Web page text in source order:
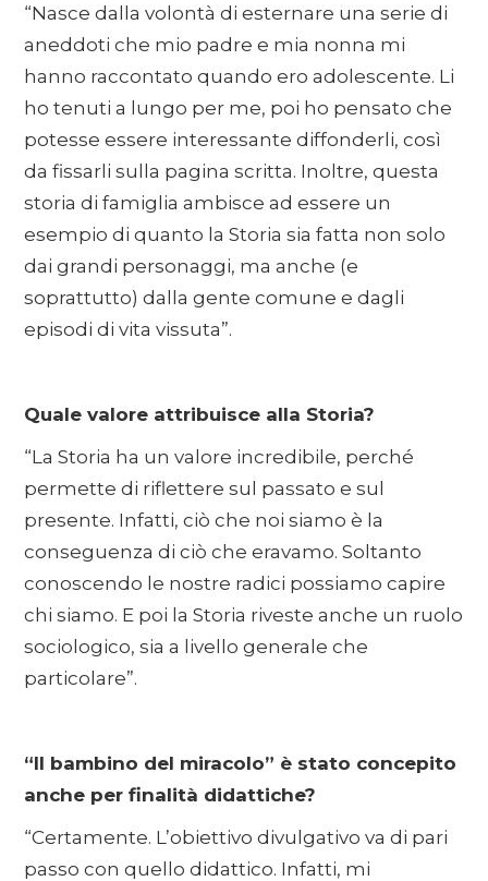
“Nasce dalla volontà di esternare una serie di
aneddoti che mio padre e mia nonna mi
hanno raccontato quando ero adolescente. Li
ho tenuti a lungo per me, poi ho pensato che
potesse essere interessante diffonderli, così
da fissarli sulla pagina scritta. Inoltre, questa
storia di famiglia ambisce ad essere un
esempio di quanto la Storia sia fatta non solo
dai grandi personaggi, ma anche (e
soprattutto) dalla gente comune e dagli
episodi di vita vissuta”.
Quale valore attribuisce alla Storia?
“La Storia ha un valore incredibile, perché
permette di riflettere sul passato e sul
presente. Infatti, ciò che noi siamo è la
conseguenza di ciò che eravamo. Soltanto
conoscendo le nostre radici possiamo capire
chi siamo. E poi la Storia riveste anche un ruolo
sociologico, sia a livello generale che
particolare”.
“Il bambino del miracolo” è stato concepito
anche per finalità didattiche?
“Certamente. L’obiettivo divulgativo va di pari
passo con quello didattico. Infatti, mi